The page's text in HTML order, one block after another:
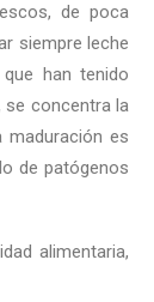
de poca
siempre leche
han tenido
se concentra la
maduración es
de patógenos
alimentaria,